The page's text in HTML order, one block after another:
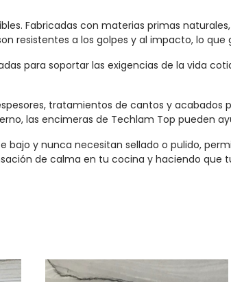
Fabricadas con materias primas
resistentes a los golpes y al impacto, lo que
para soportar las exigencias de la vida
tratamientos de cantos y acabados
las encimeras de Techlam Top pueden
y nunca necesitan sellado o pulido,
de calma en tu cocina y haciendo que